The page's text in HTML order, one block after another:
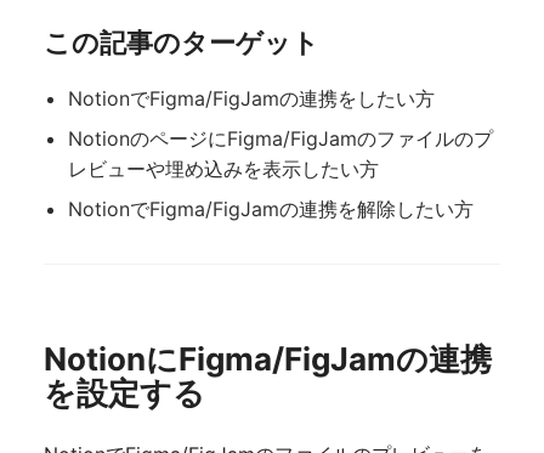
この記事のターゲット
NotionでFigma/FigJamの連携をしたい方
NotionのページにFigma/FigJamのファイルのプ
レビューや埋め込みを表示したい方
NotionでFigma/FigJamの連携を解除したい方
NotionにFigma/FigJamの連携
を設定する